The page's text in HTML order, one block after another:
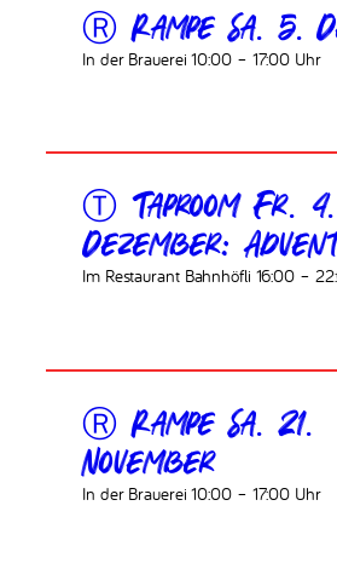
Ⓡ Rampe Sa. 5.
In der Brauerei 10:00 – 17:00 Uhr
Ⓣ Taproom Fr. 4.
Dezember:
Im Restaurant Bahnhöfli 16:00 –
Ⓡ Rampe Sa. 21.
November
In der Brauerei 10:00 – 17:00 Uhr